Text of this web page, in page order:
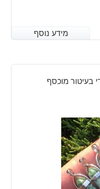
מידע נוסף
מידע נוסף
בעיטור מוכסף